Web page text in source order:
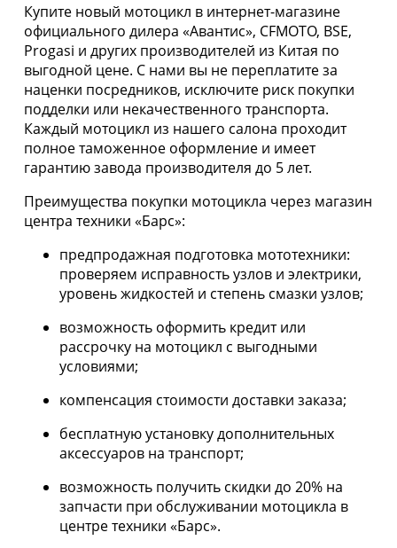
Купите новый мотоцикл в интернет-магазине
официального дилера «Авантис», CFMOTO, BSE,
Progasi и других производителей из Китая по
выгодной цене. С нами вы не переплатите за
наценки посредников, исключите риск покупки
подделки или некачественного транспорта.
Каждый мотоцикл из нашего салона проходит
полное таможенное оформление и имеет
гарантию завода производителя до 5 лет.
Преимущества покупки мотоцикла через магазин
центра техники «Барс»:
предпродажная подготовка мототехники:
проверяем исправность узлов и электрики,
уровень жидкостей и степень смазки узлов;
возможность оформить кредит или
рассрочку на мотоцикл с выгодными
условиями;
компенсация стоимости доставки заказа;
бесплатную установку дополнительных
аксессуаров на транспорт;
возможность получить скидки до 20% на
запчасти при обслуживании мотоцикла в
центре техники «Барс».